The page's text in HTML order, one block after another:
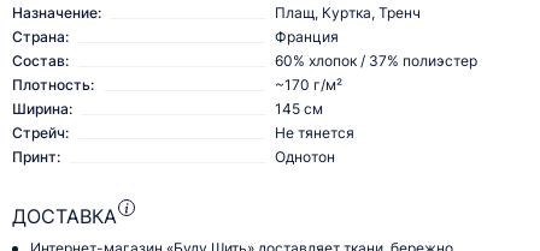
Назначение:
Плащ, Куртка, Тренч
Страна:
Франция
Состав:
60% хлопок / 37% полиэстер
Плотность:
~170 г/м²
Ширина:
145 см
Стрейч:
Не тянется
Принт:
Однотон
ДОСТАВКА